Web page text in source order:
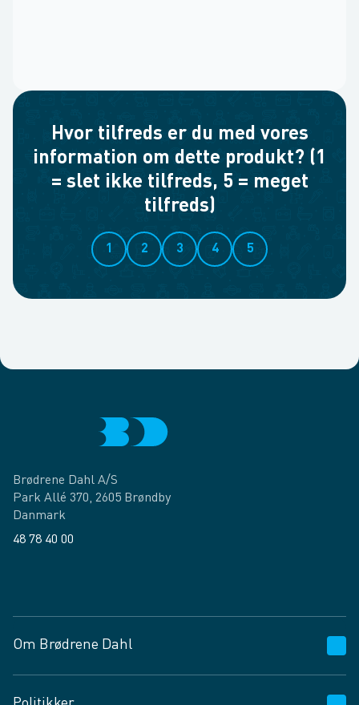
Hvor tilfreds er du med vores
information om dette produkt? (1
= slet ikke tilfreds, 5 = meget
tilfreds)
1 2 3 4 5
Brødrene Dahl A/S
Park Allé 370, 2605 Brøndby
Danmark
48 78 40 00
Om Brødrene Dahl